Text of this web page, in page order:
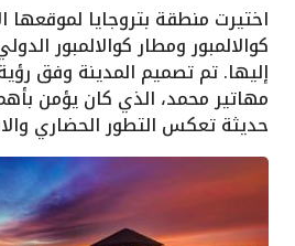
اختيرت منطقة بتروجايا لموقعها
كوالالمبور ومطار كوالالمبور
إليها. تم تصميم المدينة وفق
مهاتير محمد، الذي كان يؤمن
حديثة تعكس التطور الحضاري